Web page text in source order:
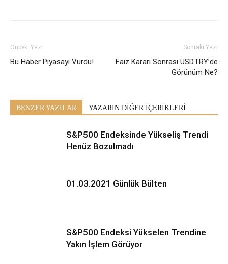
Önceki Yazı
Bu Haber Piyasayı Vurdu!
Sonraki Yazı
Faiz Kararı Sonrası USDTRY’de
Görünüm Ne?
BENZER YAZILAR YAZARIN DİĞER İÇERİKLERİ
S&P500 Endeksinde Yükseliş Trendi
Henüz Bozulmadı
01.03.2021 Günlük Bülten
S&P500 Endeksi Yükselen Trendine
Yakın İşlem Görüyor